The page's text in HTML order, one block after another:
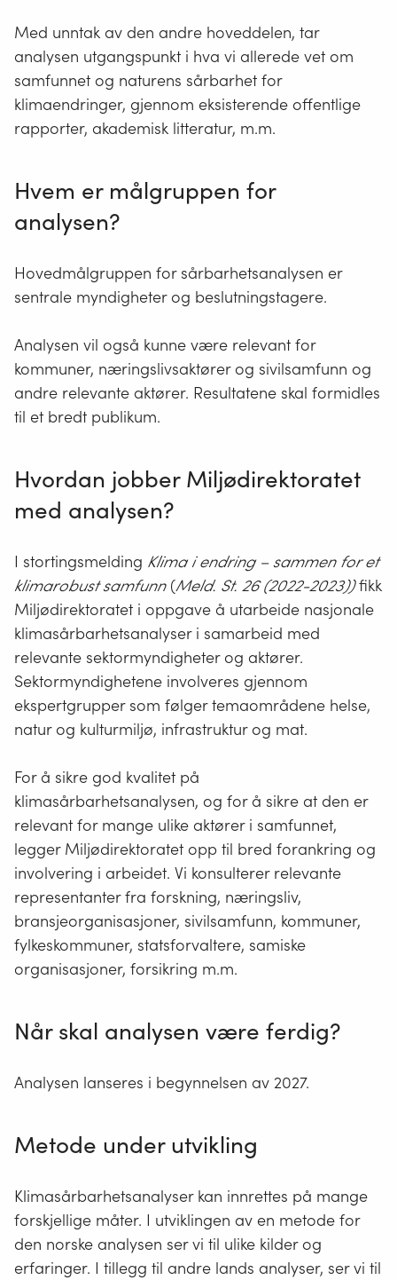
Med unntak av den andre hoveddelen, tar
analysen utgangspunkt i hva vi allerede vet om
samfunnet og naturens sårbarhet for
klimaendringer, gjennom eksisterende offentlige
rapporter, akademisk litteratur, m.m.
Hvem er målgruppen for
analysen?
Hovedmålgruppen for sårbarhetsanalysen er
sentrale myndigheter og beslutningstagere.
Analysen vil også kunne være relevant for
kommuner, næringslivsaktører og sivilsamfunn og
andre relevante aktører. Resultatene skal formidles
til et bredt publikum.
Hvordan jobber Miljødirektoratet
med analysen?
I stortingsmelding Klima i endring – sammen for et
klimarobust samfunn(Meld. St. 26(2022-2023))fikk
Miljødirektoratet i oppgave å utarbeide nasjonale
klimasårbarhetsanalyser i samarbeid med
relevante sektormyndigheter og aktører.
Sektormyndighetene involveres gjennom
ekspertgrupper som følger temaområdene helse,
natur og kulturmiljø, infrastruktur og mat.
For å sikre god kvalitet på
klimasårbarhetsanalysen, og for å sikre at den er
relevant for mange ulike aktører i samfunnet,
legger Miljødirektoratet opp til bred forankring og
involvering i arbeidet. Vi konsulterer relevante
representanter fra forskning, næringsliv,
bransjeorganisasjoner, sivilsamfunn, kommuner,
fylkeskommuner, statsforvaltere, samiske
organisasjoner, forsikring m.m.
Når skal analysen være ferdig?
Analysen lanseres i begynnelsen av 2027.
Metode under utvikling
Klimasårbarhetsanalyser kan innrettes på mange
forskjellige måter. I utviklingen av en metode for
den norske analysen ser vi til ulike kilder og
erfaringer. I tillegg til andre lands analyser, ser vi til